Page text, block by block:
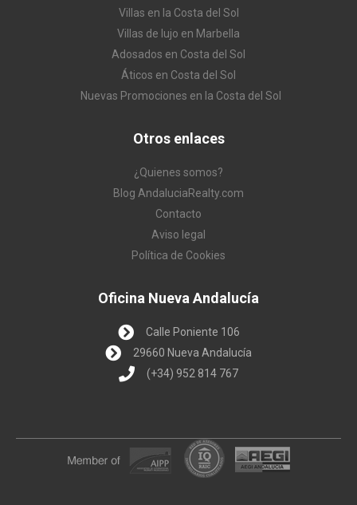
Villas en la Costa del Sol
Villas de lujo en Marbella
Adosados en Costa del Sol
Áticos en Costa del Sol
Nuevas Promociones en la Costa del Sol
Otros enlaces
¿Quienes somos?
Blog AndaluciaRealty.com
Contacto
Aviso legal
Política de Cookies
Oficina Nueva Andalucía
Calle Poniente 106
29660 Nueva Andalucía
(+34) 952 814 767